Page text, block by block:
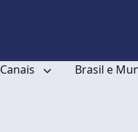
Canais Brasil e